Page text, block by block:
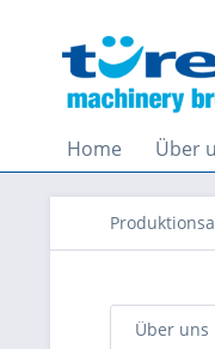
Home Über
Über uns